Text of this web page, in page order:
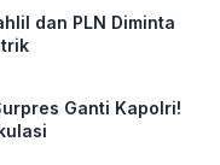
dan PLN Diminta
Ganti Kapolri!